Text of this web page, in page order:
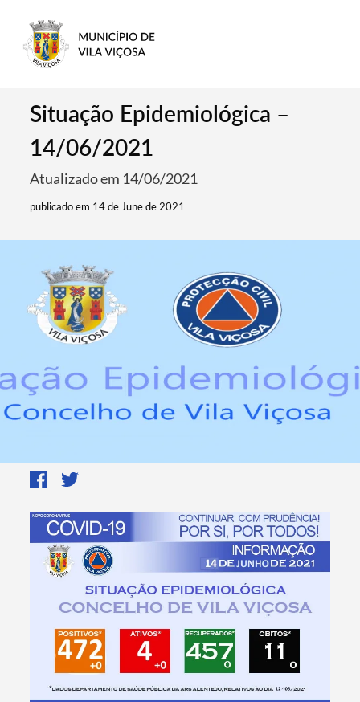
Situação Epidemiológica –
14/06/2021
Atualizado em 14/06/2021
publicado em 14 de June de 2021